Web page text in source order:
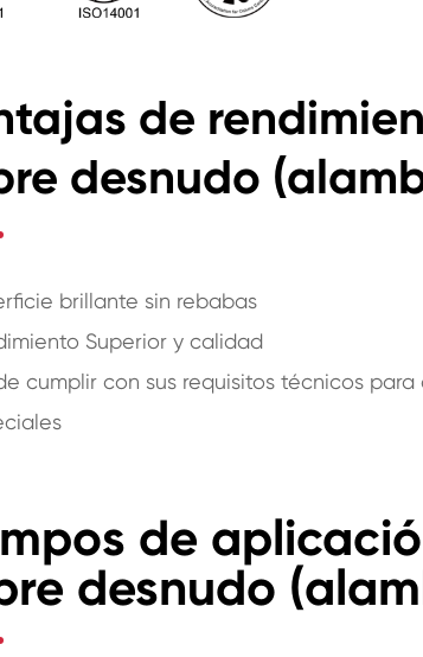
de
desnudo
brillante sin rebabas
Superior y calidad
cumplir con sus requisitos técnicos
de
desnudo